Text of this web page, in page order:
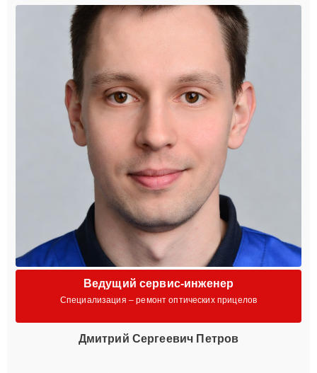
Ведущий сервис-инженер
Специализация – ремонт оптических прицелов
Дмитрий Сергеевич Петров